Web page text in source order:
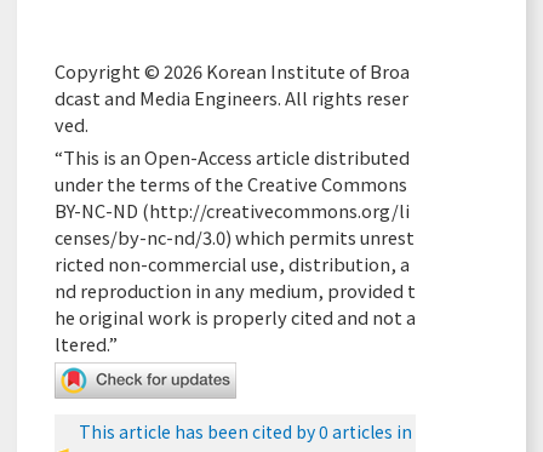
Copyright © 2026 Korean Institute of Broa
dcast and Media Engineers. All rights reser
ved.
“This is an Open-Access article distributed
under the terms of the Creative Commons
BY-NC-ND (http://creativecommons.org/li
censes/by-nc-nd/3.0) which permits unrest
ricted non-commercial use, distribution, a
nd reproduction in any medium, provided t
he original work is properly cited and not a
ltered.”
This article has been cited by 0 articles in